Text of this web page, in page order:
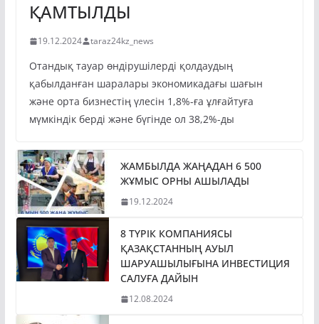
ҚАМТЫЛДЫ
19.12.2024 taraz24kz_news
Отандық тауар өндірушілерді қолдаудың
қабылданған шаралары экономикадағы шағын
және орта бизнестің үлесін 1,8%-ға ұлғайтуға
мүмкіндік берді және бүгінде ол 38,2%-ды
ЖАМБЫЛДА ЖАҢАДАН 6 500
ЖҰМЫС ОРНЫ АШЫЛАДЫ
19.12.2024
8 ТҮРІК КОМПАНИЯСЫ
ҚАЗАҚСТАННЫҢ АУЫЛ
ШАРУАШЫЛЫҒЫНА ИНВЕСТИЦИЯ
САЛУҒА ДАЙЫН
12.08.2024